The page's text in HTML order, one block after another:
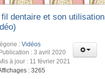
fil dentaire et son utilisation
:Vidéos
: 3 avril 2020
à jour : 11 février 2021
: 3265